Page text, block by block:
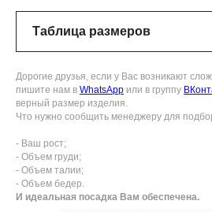
Дорогие друзья, если у Вас возникают
пишите нам в WhatsApp или в группу
верный размер изделия.
Что нужно сообщить менеджеру для
- Ваш рост;
- Объем груди;
- Объем талии;
- Объем бедер.
И идеальная посадка Вам обеспечена.